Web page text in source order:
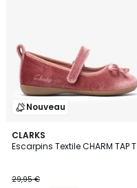
Nouveau
CLARKS
Escarpins Textile CHARM TAP T
29,95 €